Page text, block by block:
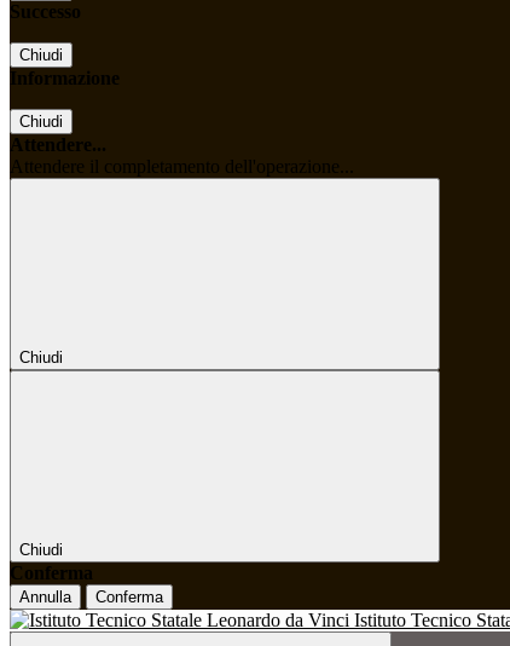
Successo
Chiudi
Informazione
Chiudi
Attendere...
Attendere il completamento dell'operazione...
Chiudi
Chiudi
Conferma
Annulla Conferma
Istituto Tecnico